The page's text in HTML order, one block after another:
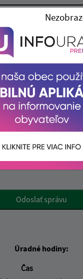
som sa sospracúvaním
Odoslať správu
Úradné hodiny:
Čas